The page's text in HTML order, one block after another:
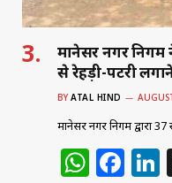
मानेसर नगर
से रेहड़ी-पटरी
BY ATAL HIND
मानेसर नगर निगम द्वारा
W F